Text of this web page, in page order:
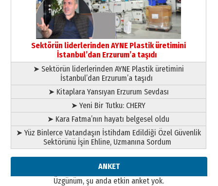
13 Mayıs 2026 Çarşamba
Esat BİNDESEN
Başkan Sekmen’den Erzurum’a
bir vizyon proje daha!
02 Ağustos 2026 Pazar
Sektörün liderlerinden AYNE Plastik üretimini
İstanbul’dan Erzurum’a taşıdı
➤ Sektörün liderlerinden AYNE Plastik üretimini
İstanbul’dan Erzurum’a taşıdı
➤ Kitaplara Yansıyan Erzurum Sevdası
➤ Yeni Bir Tutku: CHERY
➤ Kara Fatma’nın hayatı belgesel oldu
➤ Yüz Binlerce Vatandaşın İstihdam Edildiği Özel Güvenlik
Sektörünü İşin Ehline, Uzmanına Sordum
ANKET
Üzgünüm, şu anda etkin anket yok.